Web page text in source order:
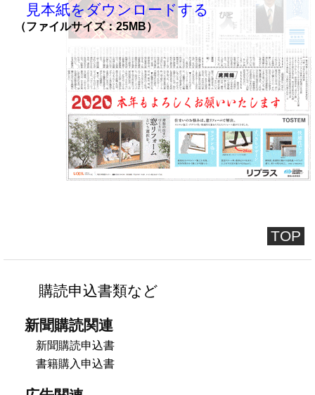
見本紙をダウンロードする
（ファイルサイズ：25MB）
TOP
購読申込書類など
新聞購読関連
新聞購読申込書
書籍購入申込書